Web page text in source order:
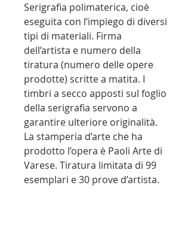
Serigrafia polimaterica, cioè
eseguita con l’impiego di diversi
tipi di materiali. Firma
dell’artista e numero della
tiratura (numero delle opere
prodotte) scritte a matita. I
timbri a secco apposti sul foglio
della serigrafia servono a
garantire ulteriore originalità.
La stamperia d’arte che ha
prodotto l’opera è Paoli Arte di
Varese. Tiratura limitata di 99
esemplari e 30 prove d’artista.